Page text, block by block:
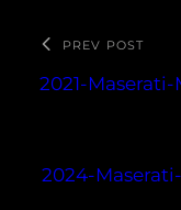
PREV POST
2021-Maserati-
2024-